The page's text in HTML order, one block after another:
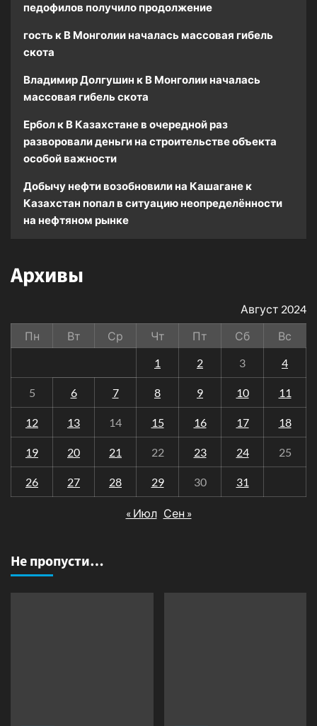
педофилов получило продолжение
гость к В Монголии началась массовая гибель
скота
Владимир Долгушин к В Монголии началась
массовая гибель скота
Ербол к В Казахстане в очередной раз
разворовали деньги на строительстве объекта
особой важности
Добычу нефти возобновили на Кашагане к
Казахстан попал в ситуацию неопределённости
на нефтяном рынке
Архивы
Август 2024
Пн
Вт Ср Чт Пт Сб
Вс
1
2 3 4
5 6 7 8 9 10 11
12 13 14 15 16 17 18
19 20 21 22 23 24 25
26 27 28 29 30 31
« Июл Сен »
Не пропусти…